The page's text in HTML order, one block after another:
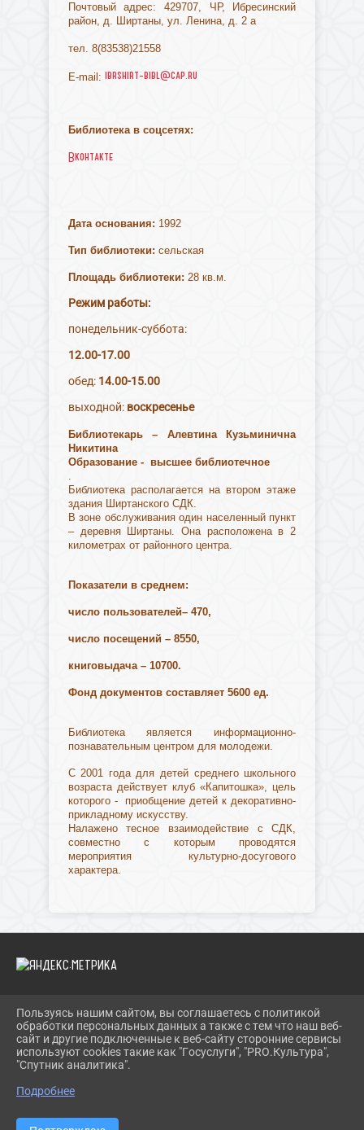
Почтовый адрес: 429707, ЧР, Ибресинский
район, д. Ширтаны, ул. Ленина, д. 2 а
тел. 8(83538)21558
E-mail: ibrshirt-bibl@cap.ru
Библиотека в соцсетях:
Вконтакте
Дата основания: 1992
Тип библиотеки: сельская
Площадь библиотеки: 28 кв.м.
Режим работы:
понедельник-суббота:
12.00-17.00
обед: 14.00-15.00
выходной: воскресенье
Библиотекарь – Алевтина Кузьминична
Никитина
Образование - высшее библиотечное
.
Библиотека располагается на втором этаже
здания Ширтанского СДК.
В зоне обслуживания один населенный пункт
– деревня Ширтаны. Она расположена в 2
километрах от районного центра.
Показатели в среднем:
число пользователей– 470,
число посещений – 8550,
книговыдача – 10700.
Фонд документов составляет 5600 ед.
Библиотека является информационно-
познавательным центром для молодежи.
С 2001 года для детей среднего школьного
возраста действует клуб «Капитошка», цель
которого - приобщение детей к декоративно-
прикладному искусству.
Налажено тесное взаимодействие с СДК,
совместно с которым проводятся
мероприятия культурно-досугового
характера.
2026 Г. IBRBIB.RU
ВХОД
КАРТА САЙТА
ПОЛИТИКА ОБРАБОТКИ ПЕРСОНАЛЬНЫХ ДАННЫХ
СДЕЛАНО НА KUBCMS
Пользуясь нашим сайтом, вы соглашаетесь с политикой
обработки персональных данных а также с тем что наш веб-
сайт и другие подключенные к веб-сайту сторонние сервисы
используют cookies такие как "Госуслуги", "PRO.Культура",
"Спутник аналитика".
Подробнее